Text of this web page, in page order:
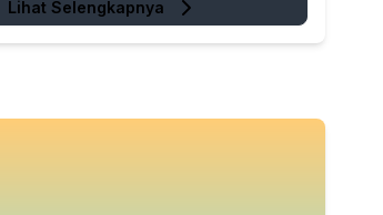
Lihat Selengkapnya